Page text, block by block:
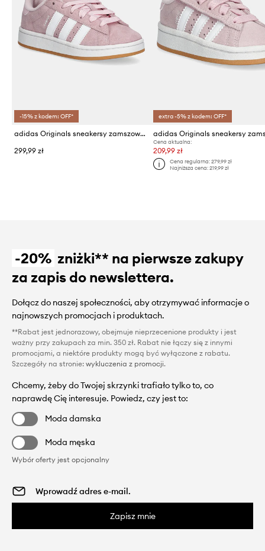
-15% z kodem: OFF*
adidas Originals sneakersy zamszowe dziecięce CAMPUS 00s
299,99 zł
extra -5% z kodem: OFF*
Cena aktualna:
209,99 zł
Cena regularna: 279,99 zł
Najniższa cena: 219,99 zł
-20% zniżki** na pierwsze zakupy
za zapis do newslettera.
Dołącz do naszej społeczności, aby otrzymywać informacje o
najnowszych promocjach i produktach.
**Rabat jest jednorazowy, obejmuje nieprzecenione produkty i jest
ważny przy zakupach za min. 350 zł. Rabat nie łączy się z innymi
promocjami, a niektóre produkty mogą być wyłączone z rabatu.
Szczegóły na stronie: wykluczenia z promocji.
Chcemy, żeby do Twojej skrzynki trafiało tylko to, co
naprawdę Cię interesuje. Powiedz, czy jest to:
Moda damska
Moda męska
Wybór oferty jest opcjonalny
Zapisz mnie